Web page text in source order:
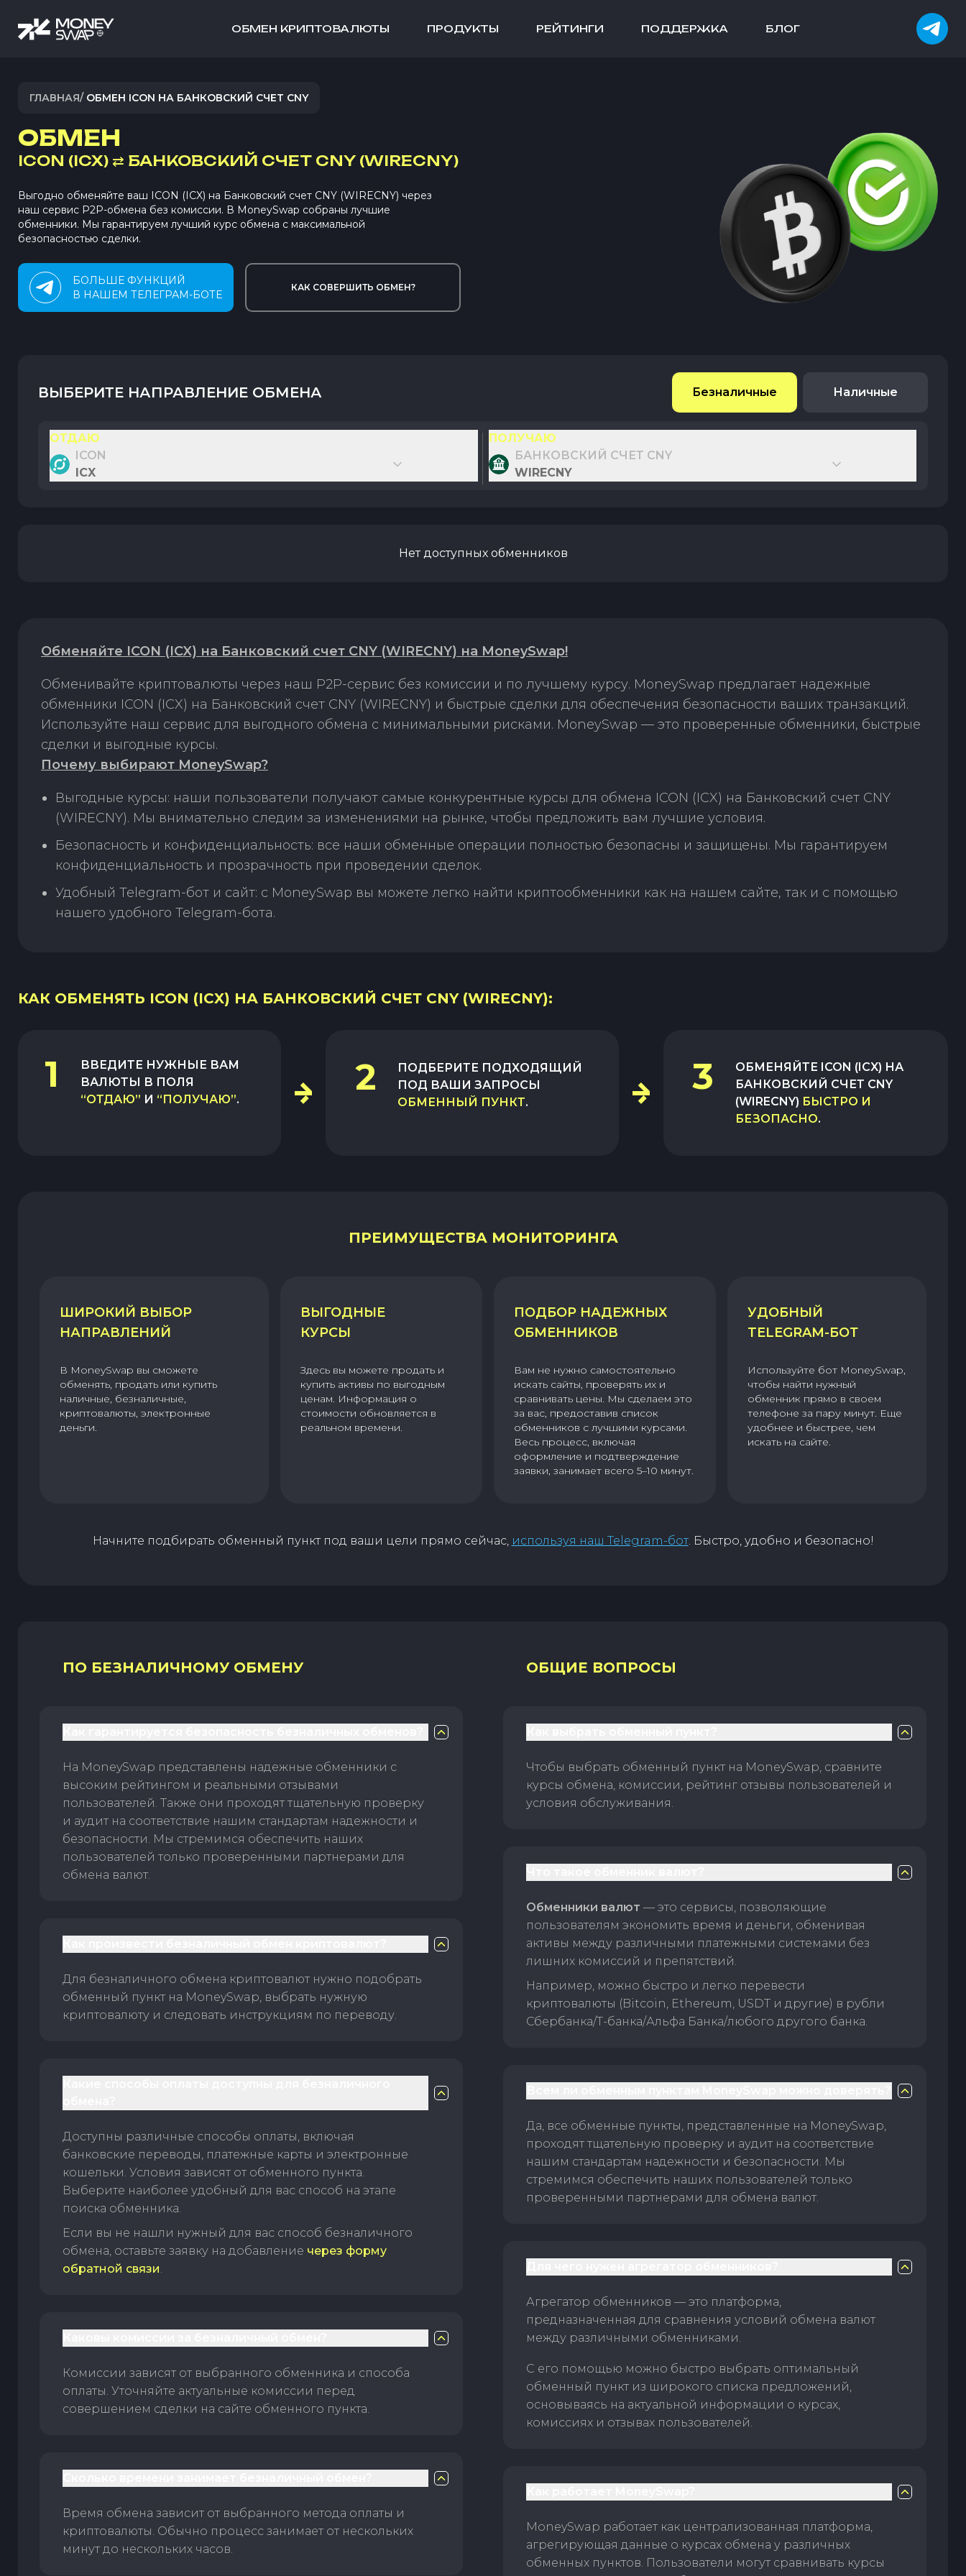
ОБМЕН КРИПТОВАЛЮТЫ ПРОДУКТЫ РЕЙТИНГИ ПОДДЕРЖКА БЛОГ
ГЛАВНАЯ/ ОБМЕН ICON НА БАНКОВСКИЙ СЧЕТ CNY
ОБМЕН
ICON (ICX) ⇄ БАНКОВСКИЙ СЧЕТ CNY (WIRECNY)
Выгодно обменяйте ваш ICON (ICX) на Банковский счет CNY (WIRECNY) через
наш сервис P2P-обмена без комиссии. В MoneySwap собраны лучшие
обменники. Мы гарантируем лучший курс обмена с максимальной
безопасностью сделки.
БОЛЬШЕ ФУНКЦИЙ
В НАШЕМ ТЕЛЕГРАМ-БОТЕ
КАК СОВЕРШИТЬ ОБМЕН?
ВЫБЕРИТЕ НАПРАВЛЕНИЕ ОБМЕНА Безналичные Наличные
ОТДАЮ
ICON
ICX
ПОЛУЧАЮ
БАНКОВСКИЙ СЧЕТ CNY
WIRECNY
Нет доступных обменников
Обменяйте ICON (ICX) на Банковский счет CNY (WIRECNY) на MoneySwap!
Обменивайте криптовалюты через наш P2P-сервис без комиссии и по лучшему курсу. MoneySwap предлагает надежные
обменники ICON (ICX) на Банковский счет CNY (WIRECNY) и быстрые сделки для обеспечения безопасности ваших транзакций.
Используйте наш сервис для выгодного обмена с минимальными рисками. MoneySwap — это проверенные обменники, быстрые
сделки и выгодные курсы.
Почему выбирают MoneySwap?
Выгодные курсы: наши пользователи получают самые конкурентные курсы для обмена ICON (ICX) на Банковский счет CNY
(WIRECNY). Мы внимательно следим за изменениями на рынке, чтобы предложить вам лучшие условия.
Безопасность и конфиденциальность: все наши обменные операции полностью безопасны и защищены. Мы гарантируем
конфиденциальность и прозрачность при проведении сделок.
Удобный Telegram-бот и сайт: с MoneySwap вы можете легко найти криптообменники как на нашем сайте, так и с помощью
нашего удобного Telegram-бота.
КАК ОБМЕНЯТЬ ICON (ICX) НА БАНКОВСКИЙ СЧЕТ CNY (WIRECNY):
1
ВВЕДИТЕ НУЖНЫЕ ВАМ
ВАЛЮТЫ В ПОЛЯ
“ОТДАЮ” И “ПОЛУЧАЮ”.
2
ПОДБЕРИТЕ ПОДХОДЯЩИЙ
ПОД ВАШИ ЗАПРОСЫ
ОБМЕННЫЙ ПУНКТ.
3 ОБМЕНЯЙТЕ ICON (ICX) НА
БАНКОВСКИЙ СЧЕТ CNY
(WIRECNY) БЫСТРО И
БЕЗОПАСНО.
ПРЕИМУЩЕСТВА МОНИТОРИНГА
ШИРОКИЙ ВЫБОР
НАПРАВЛЕНИЙ
В MoneySwap вы сможете
обменять, продать или купить
наличные, безналичные,
криптовалюты, электронные
деньги.
ВЫГОДНЫЕ
КУРСЫ
Здесь вы можете продать и
купить активы по выгодным
ценам. Информация о
стоимости обновляется в
реальном времени.
ПОДБОР НАДЕЖНЫХ
ОБМЕННИКОВ
Вам не нужно самостоятельно
искать сайты, проверять их и
сравнивать цены. Мы сделаем это
за вас, предоставив список
обменников с лучшими курсами.
Весь процесс, включая
оформление и подтверждение
заявки, занимает всего 5–10 минут.
УДОБНЫЙ
TELEGRAM-БОТ
Используйте бот MoneySwap,
чтобы найти нужный
обменник прямо в своем
телефоне за пару минут. Еще
удобнее и быстрее, чем
искать на сайте.
Начните подбирать обменный пункт под ваши цели прямо сейчас, используя наш Telegram-бот. Быстро, удобно и безопасно!
ПО БЕЗНАЛИЧНОМУ ОБМЕНУ
На MoneySwap представлены надежные обменники с
высоким рейтингом и реальными отзывами
пользователей. Также они проходят тщательную проверку
и аудит на соответствие нашим стандартам надежности и
безопасности. Мы стремимся обеспечить наших
пользователей только проверенными партнерами для
обмена валют.
Для безналичного обмена криптовалют нужно подобрать
обменный пункт на MoneySwap, выбрать нужную
криптовалюту и следовать инструкциям по переводу.
Доступны различные способы оплаты, включая
банковские переводы, платежные карты и электронные
кошельки. Условия зависят от обменного пункта.
Выберите наиболее удобный для вас способ на этапе
поиска обменника.
Если вы не нашли нужный для вас способ безналичного
обмена, оставьте заявку на добавление через форму
обратной связи.
Комиссии зависят от выбранного обменника и способа
оплаты. Уточняйте актуальные комиссии перед
совершением сделки на сайте обменного пункта.
Время обмена зависит от выбранного метода оплаты и
криптовалюты. Обычно процесс занимает от нескольких
минут до нескольких часов.
ОБЩИЕ ВОПРОСЫ
Чтобы выбрать обменный пункт на MoneySwap, сравните
курсы обмена, комиссии, рейтинг отзывы пользователей и
условия обслуживания.
Обменники валют — это сервисы, позволяющие
пользователям экономить время и деньги, обменивая
активы между различными платежными системами без
лишних комиссий и препятствий.
Например, можно быстро и легко перевести
криптовалюты (Bitcoin, Ethereum, USDT и другие) в рубли
Сбербанка/Т-банка/Альфа Банка/любого другого банка.
Да, все обменные пункты, представленные на MoneySwap,
проходят тщательную проверку и аудит на соответствие
нашим стандартам надежности и безопасности. Мы
стремимся обеспечить наших пользователей только
проверенными партнерами для обмена валют.
Агрегатор обменников — это платформа,
предназначенная для сравнения условий обмена валют
между различными обменниками.
С его помощью можно быстро выбрать оптимальный
обменный пункт из широкого списка предложений,
основываясь на актуальной информации о курсах,
комиссиях и отзывах пользователей.
MoneySwap работает как централизованная платформа,
агрегирующая данные о курсах обмена у различных
обменных пунктов. Пользователи могут сравнивать курсы